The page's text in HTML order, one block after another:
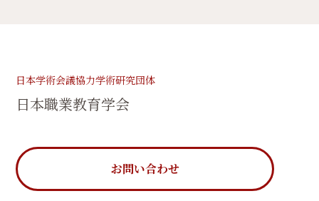
日本学術会議協力学術研究団体
日本職業教育学会
お問い合わせ